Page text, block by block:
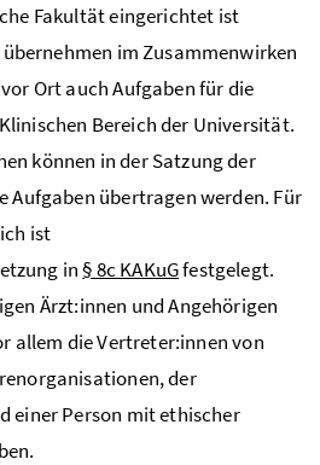
Fakultät eingerichtet ist
im Zusammenwirken
Ort auch Aufgaben für die
Bereich der Universität.
können in der Satzung der
Aufgaben übertragen werden. Für
ist
in§ 8c KAKuGfestgelegt.
Ärzt:innen und Angehörigen
allem die Vertreter:innen von
der
einer Person mit ethischer